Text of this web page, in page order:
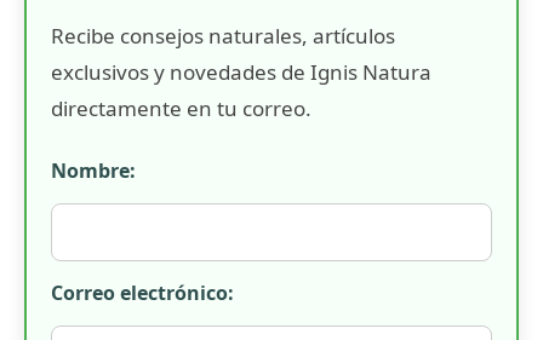
Recibe consejos naturales, artículos
exclusivos y novedades de Ignis Natura
directamente en tu correo.
Nombre:
Correo electrónico: